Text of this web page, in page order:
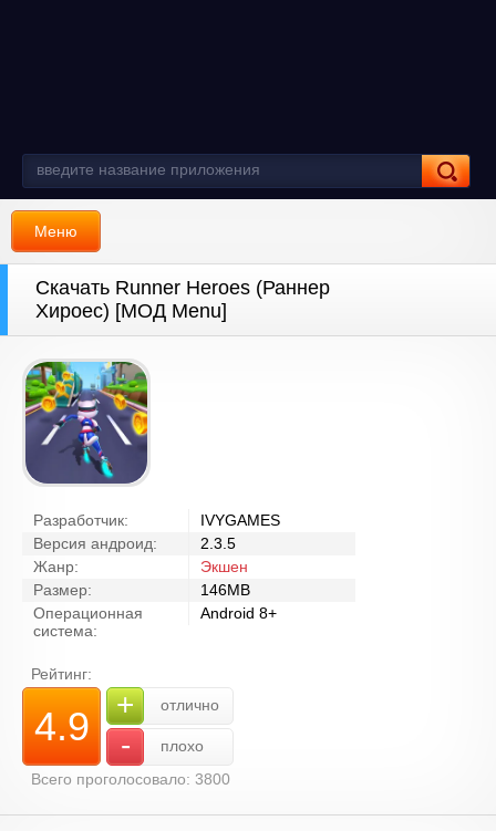
Меню
Скачать Runner Heroes (Раннер
Хироес) [МОД Menu]
Разработчик:
IVYGAMES
Версия андроид:
2.3.5
Жанр:
Экшен
Размер:
146MB
Операционная
система:
Android 8+
Рейтинг:
4.9 + отлично
-
плохо
Всего проголосовало: 3800